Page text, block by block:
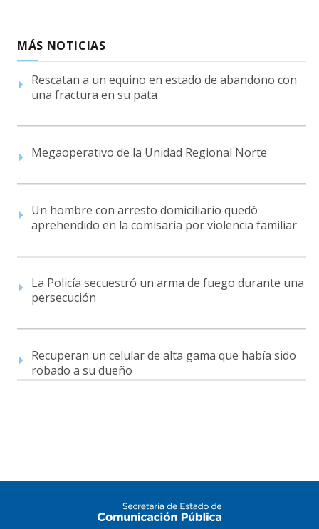
MÁS NOTICIAS
Rescatan a un equino en estado de abandono con
una fractura en su pata
Megaoperativo de la Unidad Regional Norte
Un hombre con arresto domiciliario quedó
aprehendido en la comisaría por violencia familiar
La Policía secuestró un arma de fuego durante una
persecución
Recuperan un celular de alta gama que había sido
robado a su dueño